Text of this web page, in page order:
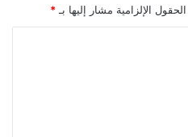
الحقول الإلزامية مشار إليها بـ *